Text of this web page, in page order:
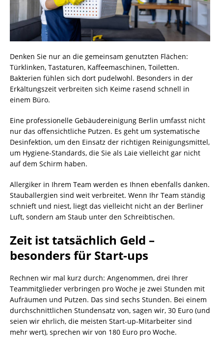
Denken Sie nur an die gemeinsam genutzten Flächen:
Türklinken, Tastaturen, Kaffeemaschinen, Toiletten.
Bakterien fühlen sich dort pudelwohl. Besonders in der
Erkältungszeit verbreiten sich Keime rasend schnell in
einem Büro.
Eine professionelle Gebäudereinigung Berlin umfasst nicht
nur das offensichtliche Putzen. Es geht um systematische
Desinfektion, um den Einsatz der richtigen Reinigungsmittel,
um Hygiene-Standards, die Sie als Laie vielleicht gar nicht
auf dem Schirm haben.
Allergiker in Ihrem Team werden es Ihnen ebenfalls danken.
Stauballergien sind weit verbreitet. Wenn Ihr Team ständig
schnieft und niest, liegt das vielleicht nicht an der Berliner
Luft, sondern am Staub unter den Schreibtischen.
Zeit ist tatsächlich Geld –
besonders für Start-ups
Rechnen wir mal kurz durch: Angenommen, drei Ihrer
Teammitglieder verbringen pro Woche je zwei Stunden mit
Aufräumen und Putzen. Das sind sechs Stunden. Bei einem
durchschnittlichen Stundensatz von, sagen wir, 30 Euro (und
seien wir ehrlich, die meisten Start-up-Mitarbeiter sind
mehr wert), sprechen wir von 180 Euro pro Woche.